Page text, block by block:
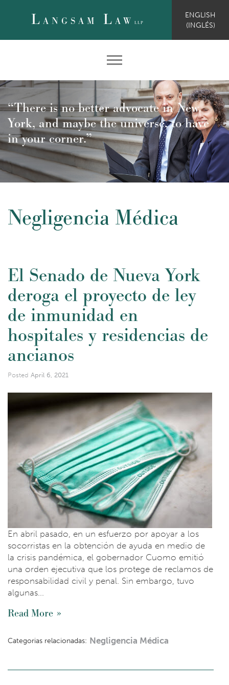
L ANGSAM L AWLLP
ENGLISH
(INGLÉS)
“There is no better advocate in New
York, and maybe the universe, to have
in your corner.”
Negligencia Médica
El Senado de Nueva York
deroga el proyecto de ley
de inmunidad en
hospitales y residencias de
ancianos
Posted April 6, 2021
En abril pasado, en un esfuerzo por apoyar a los
socorristas en la obtención de ayuda en medio de
la crisis pandémica, el gobernador Cuomo emitió
una orden ejecutiva que los protege de reclamos de
responsabilidad civil y penal. Sin embargo, tuvo
algunas...
Read More
Categorias relacionadas: Negligencia Médica